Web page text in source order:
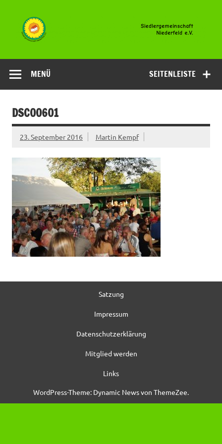
springen
Niederfeld
SEITENLEISTE
MENÜ
DSC00601
23. September 2016 Martin Kempf
Satzung
Impressum
Datenschutzerklärung
Mitglied werden
Links
WordPress-Theme: Dynamic News von ThemeZee.